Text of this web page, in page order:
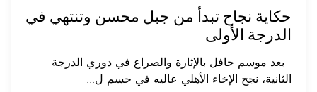
حكاية نجاح تبدأ من جبل محسن وتنتهي في
الدرجة الأولى
بعد موسم حافل بالإثارة والصراع في دوري الدرجة
الثانية، نجح الإخاء الأهلي عاليه في حسم ل...